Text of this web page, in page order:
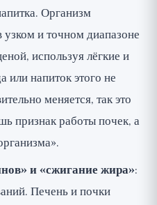
Организм
узком и точном диапазоне
используя лёгкие и
или напиток этого не
меняется, так это
признак работы почек, а
и «сжигание жира»:
Печень и почки